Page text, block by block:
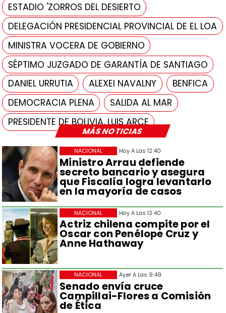
MÁS NOTICIAS
Hoy A Las 12:40
Ministro Arrau defiende
secreto bancario y asegura
que Fiscalía logra levantarlo
en la mayoría de casos
NACIONAL
Hoy A Las 12:40
Actriz chilena compite por el
Oscar con Penélope Cruz y
Anne Hathaway
NACIONAL
Ayer A Las 9:49
Senado envía cruce
Campillai-Flores a Comisión
de Ética
NACIONAL
ESTADIO 'ZORROS DEL DESIERTO
DELEGACIÓN PRESIDENCIAL PROVINCIAL DE EL LOA
MINISTRA VOCERA DE GOBIERNO
SÉPTIMO JUZGADO DE GARANTÍA DE SANTIAGO
DANIEL URRUTIA
ALEXEI NAVALNY
BENFICA
DEMOCRACIA PLENA
SALIDA AL MAR
PRESIDENTE DE BOLIVIA, LUIS ARCE